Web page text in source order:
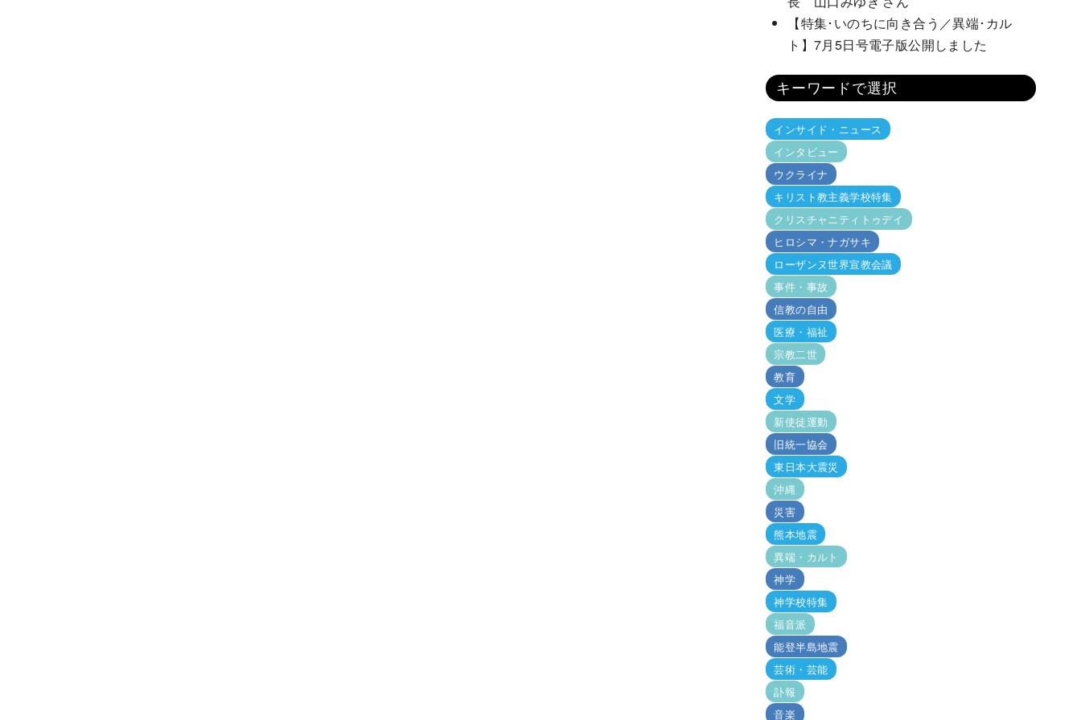
【特集･いのちに向き合う／異端･カル
ト】7月5日号電子版公開しました
キーワードで選択
インサイド・ニュース
インタビュー
ウクライナ
キリスト教主義学校特集
クリスチャニティトゥデイ
ヒロシマ・ナガサキ
ローザンヌ世界宣教会議
事件・事故
信教の自由
医療・福祉
宗教二世
教育
文学
新使徒運動
旧統一協会
東日本大震災
沖縄
災害
熊本地震
異端・カルト
神学
神学校特集
福音派
能登半島地震
芸術・芸能
訃報
音楽